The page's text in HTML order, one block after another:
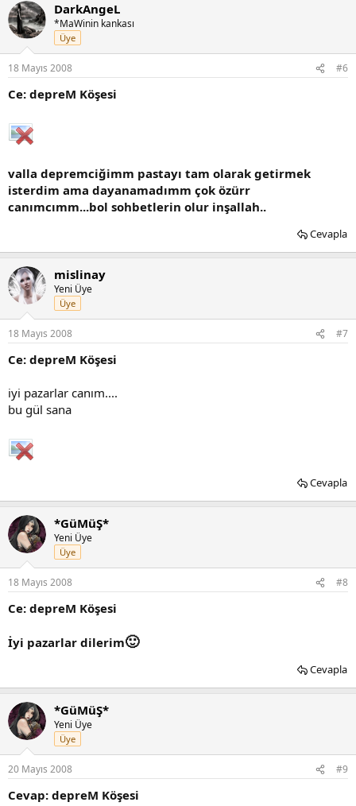
DarkAngeL
*MaWinin kankası
Üye
18 Mayıs 2008 #6
Ce: depreM Köşesi
valla depremciğimm pastayı tam olarak getirmek
isterdim ama dayanamadımm çok özürr
canımcımm...bol sohbetlerin olur inşallah..
Cevapla
mislinay
Yeni Üye
Üye
18 Mayıs 2008 #7
Ce: depreM Köşesi
iyi pazarlar canım....
bu gül sana
Cevapla
*GüMüŞ*
Yeni Üye
Üye
18 Mayıs 2008 #8
Ce: depreM Köşesi
İyi pazarlar dilerim🙂
Cevapla
*GüMüŞ*
Yeni Üye
Üye
20 Mayıs 2008 #9
Cevap: depreM Köşesi